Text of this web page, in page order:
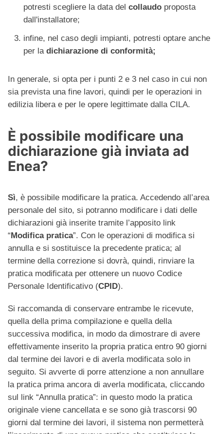
potresti scegliere la data del collaudo proposta
dall'installatore;
infine, nel caso degli impianti, potresti optare anche
per la dichiarazione di conformità;
In generale, si opta per i punti 2 e 3 nel caso in cui non
sia prevista una fine lavori, quindi per le operazioni in
edilizia libera e per le opere legittimate dalla CILA.
È possibile modificare una
dichiarazione già inviata ad
Enea?
Sì, è possibile modificare la pratica. Accedendo all’area
personale del sito, si potranno modificare i dati delle
dichiarazioni già inserite tramite l’apposito link
“ Modifica pratica”. Con le operazioni di modifica si
annulla e si sostituisce la precedente pratica; al
termine della correzione si dovrà, quindi, rinviare la
pratica modificata per ottenere un nuovo Codice
Personale Identificativo (CPID).
Si raccomanda di conservare entrambe le ricevute,
quella della prima compilazione e quella della
successiva modifica, in modo da dimostrare di avere
effettivamente inserito la propria pratica entro 90 giorni
dal termine dei lavori e di averla modificata solo in
seguito. Si avverte di porre attenzione a non annullare
la pratica prima ancora di averla modificata, cliccando
sul link “Annulla pratica”: in questo modo la pratica
originale viene cancellata e se sono già trascorsi 90
giorni dal termine dei lavori, il sistema non permetterà